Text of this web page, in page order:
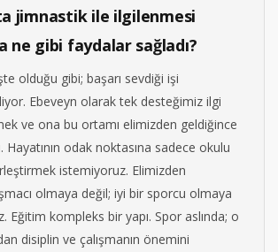
jimnastik ile ilgilenmesi
ne gibi faydalar sağladı?
olduğu gibi; başarı sevdiği işi
Ebeveyn olarak tek desteğimiz ilgi
ve ona bu ortamı elimizden geldiğince
odak noktasına sadece okulu
istemiyoruz. Elimizden
olmaya değil; iyi bir sporcu olmaya
Eğitim kompleks bir yapı. Spor aslında; o
disiplin ve çalışmanın önemini